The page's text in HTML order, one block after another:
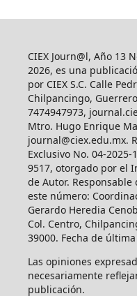
CIEX Journ@l, Año 13
2026, es una
por CIEX S.C. Calle
Chilpancingo,
7474947973,
Mtro. Hugo Enrique
journal@ciex.edu.mx.
Exclusivo No. 04-2025-
9517, otorgado por el
de Autor.
este número:
Gerardo Heredia
Col. Centro,
39000. Fecha de
Las opiniones
necesariamente
publicación.